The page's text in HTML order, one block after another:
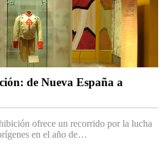
de Nueva España a
ofrece un recorrido por la lucha
en el año de…